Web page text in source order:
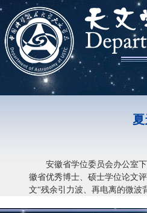
安徽省学位委员会办公室下
徽省优秀博士、硕士学位论文
文“残余引力波、再电离的微波